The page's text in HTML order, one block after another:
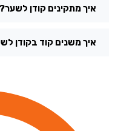
איך מתקינים קודן לשער?
איך משנים קוד בקודן לשער?